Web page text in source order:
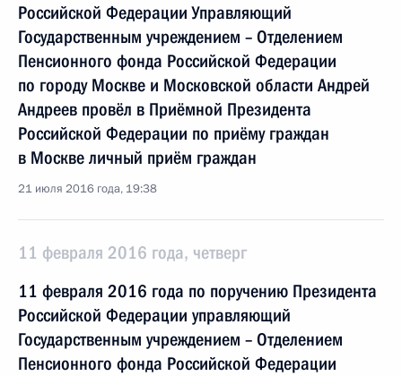
Российской Федерации Управляющий
Государственным учреждением – Отделением
Пенсионного фонда Российской Федерации
по городу Москве и Московской области Андрей
Андреев провёл в Приёмной Президента
Российской Федерации по приёму граждан
в Москве личный приём граждан
21 июля 2016 года, 19:38
11 февраля 2016 года, четверг
11 февраля 2016 года по поручению Президента
Российской Федерации управляющий
Государственным учреждением – Отделением
Пенсионного фонда Российской Федерации